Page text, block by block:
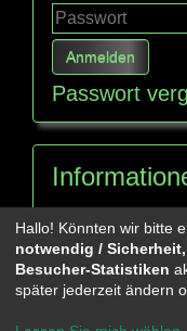
Passwort
Mehr
Hallo! Könnten wir bitte
notwendig /
Besucher-Statistiken
später jederzeit ändern